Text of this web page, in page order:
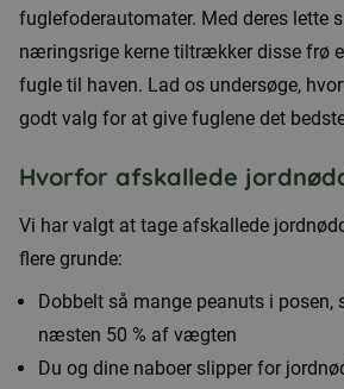
fuglefoderautomater. Med deres lette
næringsrige kerne tiltrækker disse frø
fugle til haven. Lad os undersøge,
godt valg for at give fuglene det
Hvorfor afskallede
Vi har valgt at tage afskallede
flere grunde:
Dobbelt så mange peanuts i posen,
næsten 50 % af vægten
Du og dine naboer slipper for